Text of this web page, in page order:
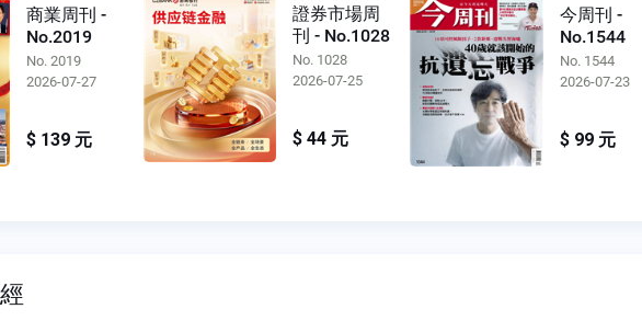
商業周刊 -
No.2019
No. 2019
2026-07-27
$ 139 元
證券市場周
刊 - No.1028
No. 1028
2026-07-25
$ 44 元
今周刊 -
No.1544
No. 1544
2026-07-23
$ 99 元